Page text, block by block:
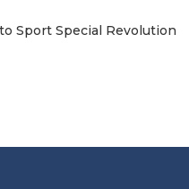
Sport Special Revolution